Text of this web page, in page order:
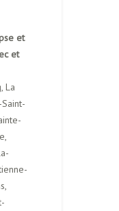
et
et
La